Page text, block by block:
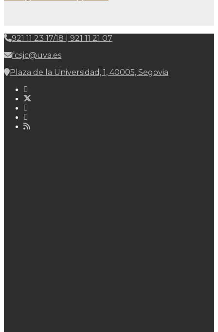
921 11 23 17/18 | 921 11 21 07
fcsjc@uva.es
Plaza de la Universidad, 1, 40005, Segovia